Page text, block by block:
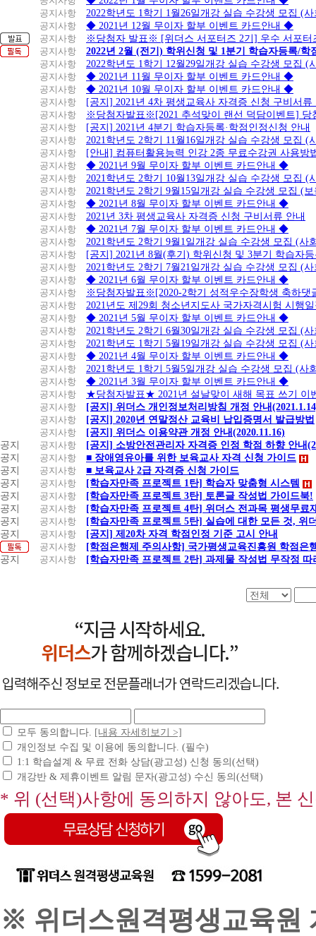
공지사항
2022학년도 1학기 1월26일개강 실습 수강생 모집 (
공지사항
◆ 2021년 12월 무이자 할부 이벤트 카드안내 ◆
공지사항
※당첨자 발표※ [위더스 서포터즈 2기] 우수 서포터
공지사항
2022년 2월 (전기) 학위신청 및 1분기 학습자등록/학
공지사항
2022학년도 1학기 12월29일개강 실습 수강생 모집 (
공지사항
◆ 2021년 11월 무이자 할부 이벤트 카드안내 ◆
공지사항
◆ 2021년 10월 무이자 할부 이벤트 카드안내 ◆
공지사항
[공지] 2021년 4차 평생교육사 자격증 신청 구비서류
공지사항
※당첨자발표※[2021 추석맞이 랜선 덕담이벤트] 당
공지사항
[공지] 2021년 4분기 학습자등록·학점인정신청 안내
공지사항
2021학년도 2학기 11월16일개강 실습 수강생 모집 (
공지사항
[안내] 컴퓨터활용능력 인강 2종 무료수강권 사용방
공지사항
◆ 2021년 9월 무이자 할부 이벤트 카드안내 ◆
공지사항
2021학년도 2학기 10월13일개강 실습 수강생 모집 (
공지사항
2021학년도 2학기 9월15일개강 실습 수강생 모집 (
공지사항
◆ 2021년 8월 무이자 할부 이벤트 카드안내 ◆
공지사항
2021년 3차 평생교육사 자격증 신청 구비서류 안내
공지사항
◆ 2021년 7월 무이자 할부 이벤트 카드안내 ◆
공지사항
2021학년도 2학기 9월1일개강 실습 수강생 모집 (사
공지사항
[공지] 2021년 8월(후기) 학위신청 및 3분기 학습자
공지사항
2021학년도 2학기 7월21일개강 실습 수강생 모집 (
공지사항
◆ 2021년 6월 무이자 할부 이벤트 카드안내 ◆
공지사항
※당첨자발표※[2020-2학기 성적우수장학생 축하댓
공지사항
2021년도 제29회 청소년지도사 국가자격시험 시행
공지사항
◆ 2021년 5월 무이자 할부 이벤트 카드안내 ◆
공지사항
2021학년도 2학기 6월30일개강 실습 수강생 모집 (
공지사항
2021학년도 1학기 5월19일개강 실습 수강생 모집 (
공지사항
◆ 2021년 4월 무이자 할부 이벤트 카드안내 ◆
공지사항
2021학년도 1학기 5월5일개강 실습 수강생 모집 (사
공지사항
◆ 2021년 3월 무이자 할부 이벤트 카드안내 ◆
공지사항
★당첨자발표★ 2021년 설날맞이 새해 목표 쓰기 이
공지사항
[공지] 위더스 개인정보처리방침 개정 안내
공지사항
[공지] 2020년 연말정산 교육비 납입증명서 발급방법
공지사항
[공지] 위더스 이용약관 개정 안내(2020.11.16)
공지
공지사항
[공지] 소방안전관리자 자격증 인정 학점 하향 안내
공지
공지사항
■ 장애영유아를 위한 보육교사 자격 신청 가이드
공지
공지사항
■ 보육교사 2급 자격증 신청 가이드
공지
공지사항
[학습자만족 프로젝트 1탄] 학습자 맞춤형 시스템
공지
공지사항
[학습자만족 프로젝트 3탄] 토론글 작성법 가이드북!
공지
공지사항
[학습자만족 프로젝트 4탄] 위더스 전과목 평생무료
공지
공지사항
[학습자만족 프로젝트 5탄] 실습에 대한 모든 것, 위
공지
공지사항
[공지] 제20차 자격 학점인정 기준 고시 안내
공지사항
[학점은행제 주의사항] 국가평생교육진흥원 학점은
공지
공지사항 [학습자만족 프로젝트 2탄] 과제물 작성법 무작정 따
모두 동의합니다.
[내용 자세히보기 >]
개인정보 수집 및 이용에 동의합니다. (필수)
1:1 학습설계 & 무료 전화 상담(광고성) 신청 동의(선택)
개강반 & 제휴이벤트 알림 문자(광고성) 수신 동의(선택)
* 위 (선택)사항에 동의하지 않아도, 본
※ 위더스원격평생교육원